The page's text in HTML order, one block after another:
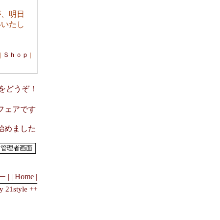
明日
たし
| Ｓｈｏｐ |
どうぞ！
ェアです
めました
| | Home |
21style ++